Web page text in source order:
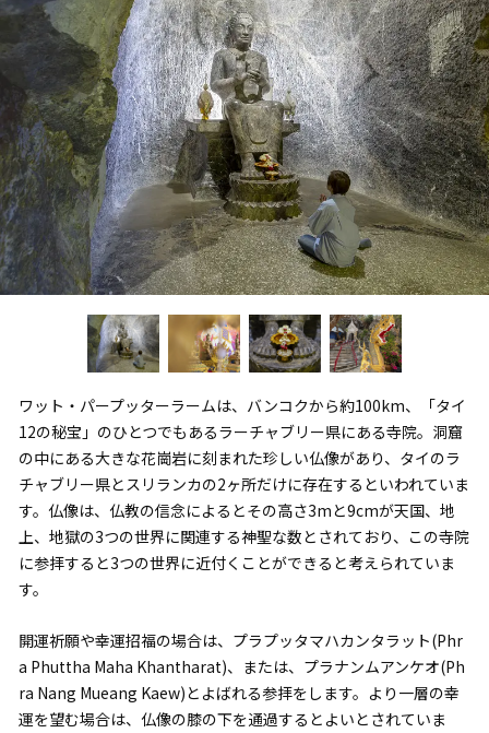
ワット・パープッターラームは、バンコクから約100km、「タイ
12の秘宝」のひとつでもあるラーチャブリー県にある寺院。洞窟
の中にある大きな花崗岩に刻まれた珍しい仏像があり、タイのラ
チャブリー県とスリランカの2ヶ所だけに存在するといわれていま
す。仏像は、仏教の信念によるとその高さ3mと9cmが天国、地
上、地獄の3つの世界に関連する神聖な数とされており、この寺院
に参拝すると3つの世界に近付くことができると考えられていま
す。
開運祈願や幸運招福の場合は、プラプッタマハカンタラット(Phr
a Phuttha Maha Khantharat)、または、プラナンムアンケオ(Ph
ra Nang Mueang Kaew)とよばれる参拝をします。より一層の幸
運を望む場合は、仏像の膝の下を通過するとよいとされていま